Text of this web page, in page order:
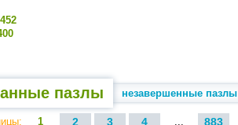
пазлы незавершенные пазлы
1 2 3 4 ... 883